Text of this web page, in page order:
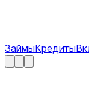
ЗаймыКредиты